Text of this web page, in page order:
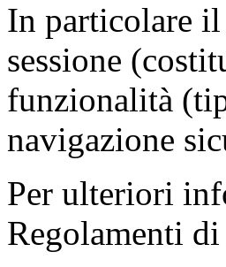
In particolare
sessione
funzionalità
navigazione
Per ulteriori
Regolamenti